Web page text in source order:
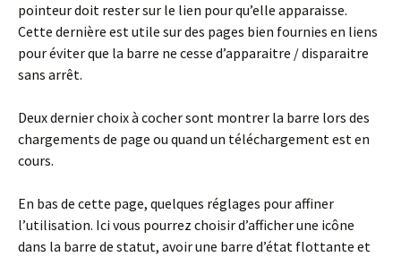
pointeur doit rester sur le lien pour qu’elle apparaisse.
Cette dernière est utile sur des pages bien fournies en liens
pour éviter que la barre ne cesse d’apparaitre / disparaitre
sans arrêt.
Deux dernier choix à cocher sont montrer la barre lors des
chargements de page ou quand un téléchargement est en
cours.
En bas de cette page, quelques réglages pour affiner
l’utilisation. Ici vous pourrez choisir d’afficher une icône
dans la barre de statut, avoir une barre d’état flottante et